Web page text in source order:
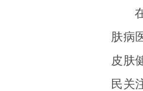
肤病
皮肤
民关